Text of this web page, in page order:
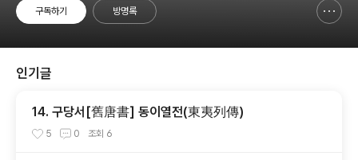
구독하기 방명록
인기글
14. 구당서[舊唐書] 동이열전(東夷列傳)
5 0 조회 6